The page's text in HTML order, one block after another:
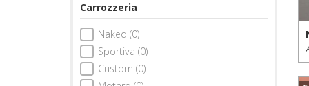
Carrozzeria
Naked (0)
Sportiva (0)
Custom (0)